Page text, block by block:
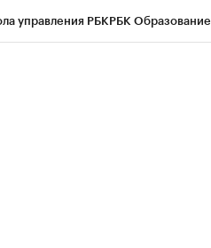
управления РБКРБК Образование